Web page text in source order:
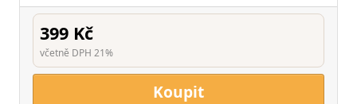
399 Kč
včetně DPH 21%
Koupit